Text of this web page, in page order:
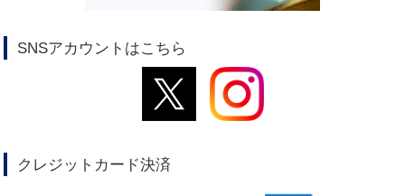
SNSアカウントはこちら
クレジットカード決済